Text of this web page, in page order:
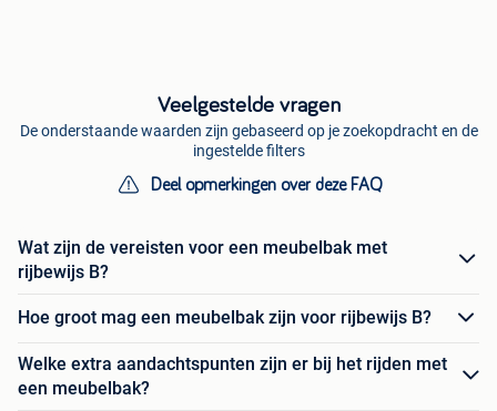
Veelgestelde vragen
De onderstaande waarden zijn gebaseerd op je zoekopdracht en de
ingestelde filters
Deel opmerkingen over deze FAQ
Wat zijn de vereisten voor een meubelbak met
rijbewijs B?
Hoe groot mag een meubelbak zijn voor rijbewijs B?
Welke extra aandachtspunten zijn er bij het rijden met
een meubelbak?